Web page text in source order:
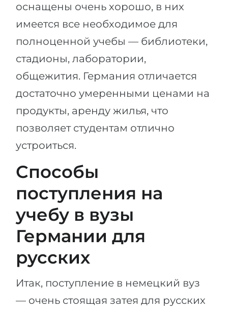
оснащены очень хорошо, в них
имеется все необходимое для
полноценной учебы — библиотеки,
стадионы, лаборатории,
общежития. Германия отличается
достаточно умеренными ценами на
продукты, аренду жилья, что
позволяет студентам отлично
устроиться.
Способы
поступления на
учебу в вузы
Германии для
русских
Итак, поступление в немецкий вуз
— очень стоящая затея для русских